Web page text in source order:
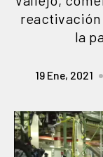
reactivación
la
19 Ene, 2021